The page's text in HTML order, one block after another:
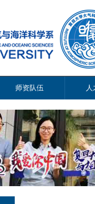
师资队伍 人